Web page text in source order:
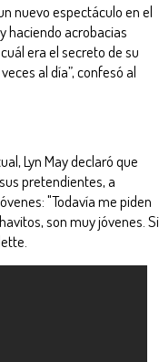
nuevo espectáculo en el
haciendo acrobacias
era el secreto de su
al día”, confesó al
Lyn May declaró que
pretendientes, a
"Todavía me piden
son muy jóvenes. Si